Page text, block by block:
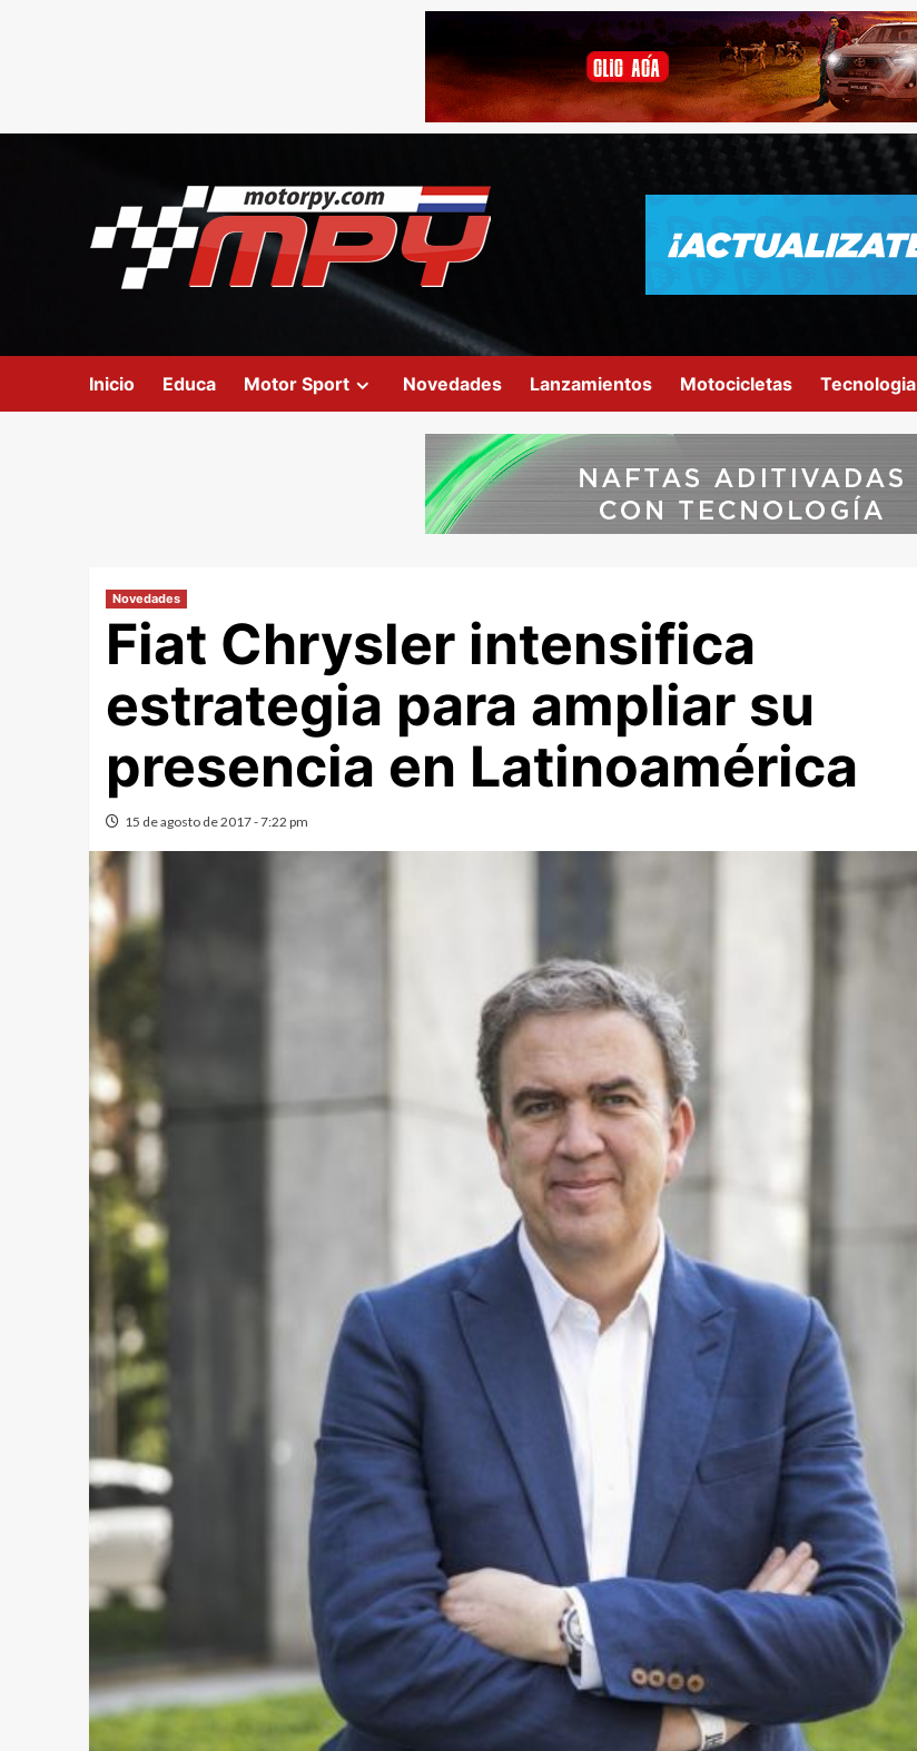
Inicio Educa Motor Sport Novedades Lanzamientos Motocicletas Tecnologia
Novedades
Fiat Chrysler intensifica
estrategia para ampliar su
presencia en Latinoamérica
15 de agosto de 2017 - 7:22 pm